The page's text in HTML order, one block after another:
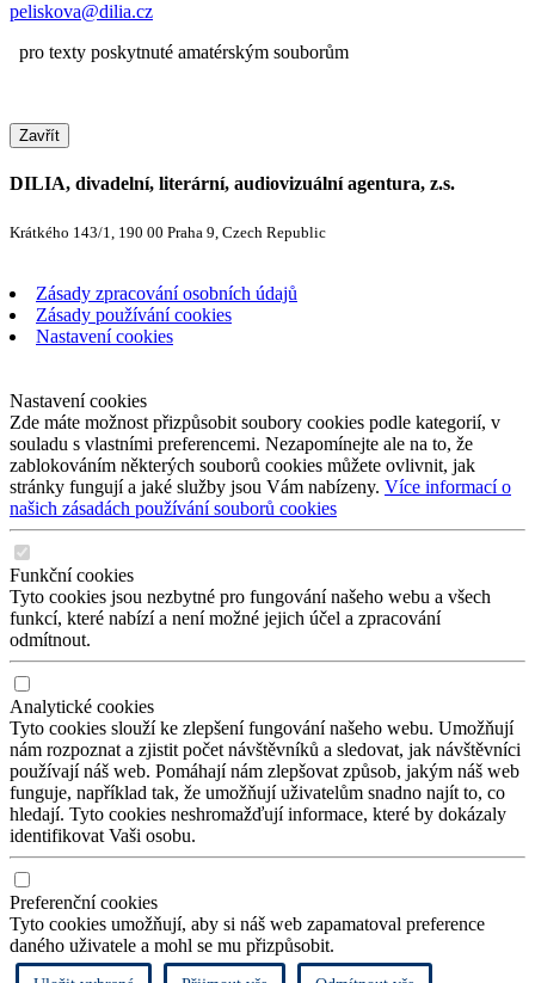
peliskova@dilia.cz
pro texty poskytnuté amatérským souborům
Zavřít
DILIA, divadelní, literární, audiovizuální agentura, z.s.
Krátkého 143/1, 190 00 Praha 9, Czech Republic
Zásady zpracování osobních údajů
Zásady používání cookies
Nastavení cookies
Nastavení cookies
Zde máte možnost přizpůsobit soubory cookies podle kategorií, v
souladu s vlastními preferencemi. Nezapomínejte ale na to, že
zablokováním některých souborů cookies můžete ovlivnit, jak
stránky fungují a jaké služby jsou Vám nabízeny. Více informací o
našich zásadách používání souborů cookies
Funkční cookies
Tyto cookies jsou nezbytné pro fungování našeho webu a všech
funkcí, které nabízí a není možné jejich účel a zpracování
odmítnout.
Analytické cookies
Tyto cookies slouží ke zlepšení fungování našeho webu. Umožňují
nám rozpoznat a zjistit počet návštěvníků a sledovat, jak návštěvníci
používají náš web. Pomáhají nám zlepšovat způsob, jakým náš web
funguje, například tak, že umožňují uživatelům snadno najít to, co
hledají. Tyto cookies neshromažďují informace, které by dokázaly
identifikovat Vaši osobu.
Preferenční cookies
Tyto cookies umožňují, aby si náš web zapamatoval preference
daného uživatele a mohl se mu přizpůsobit.